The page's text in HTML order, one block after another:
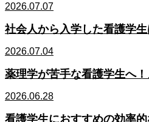
2026.07.07
社会人から入学した看護学
2026.07.04
薬理学が苦手な看護学生へ
2026.06.28
看護学生におすすめの効率